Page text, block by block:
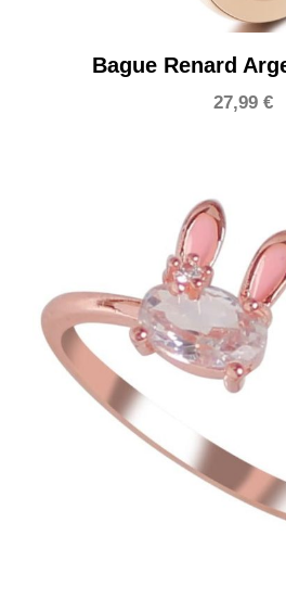
Bague Renard
27,99 €